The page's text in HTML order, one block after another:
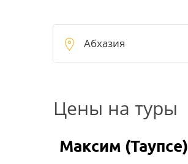
Цены на туры
Максим (Таупсе)